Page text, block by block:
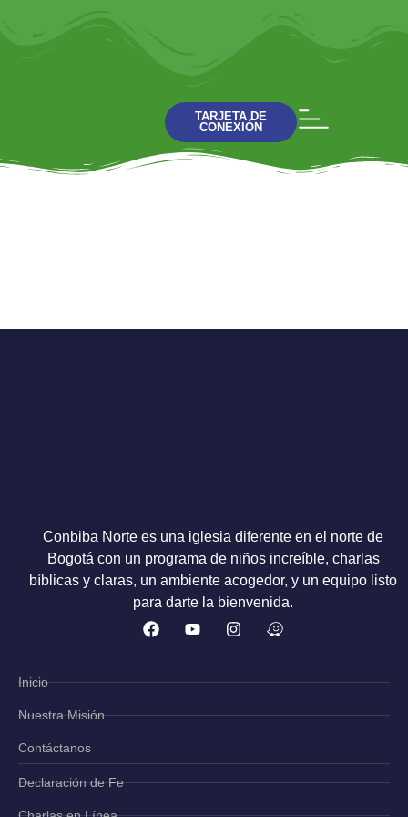
TARJETA DE
CONEXIÓN
Conbiba Norte es una iglesia diferente en el norte de
Bogotá con un programa de niños increíble, charlas
bíblicas y claras, un ambiente acogedor, y un equipo listo
para darte la bienvenida.
Inicio
Nuestra Misión
Contáctanos
Declaración de Fe